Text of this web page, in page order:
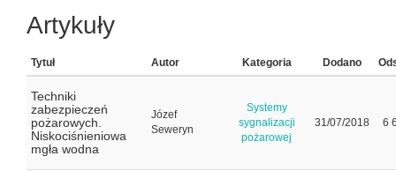
Artykuły
Tytuł Autor Kategoria Dodano
Techniki
zabezpieczeń
pożarowych.
Niskociśnieniowa
mgła wodna
Józef
Seweryn
Systemy
sygnalizacji
pożarowej
31/07/2018 6